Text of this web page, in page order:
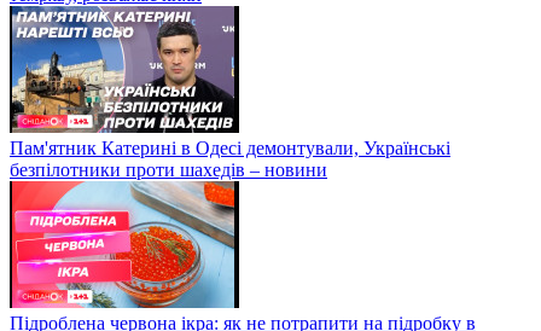
Пам'ятник Катерині в Одесі демонтували, Українські
безпілотники проти шахедів – новини
Підроблена червона ікра: як не потрапити на підробку в